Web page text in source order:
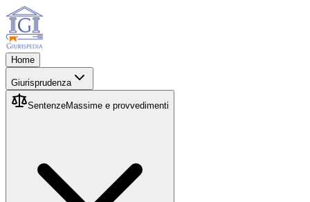
Home
Giurisprudenza
SentenzeMassime e provvedimenti